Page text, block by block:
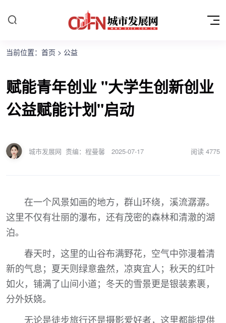
当前位置： 首页 > 公益
赋能青年创业 "大学生创新创业
公益赋能计划"启动
城市发展网 责编：程曼馨 2025-07-17 阅读 4775
在一个风景如画的地方，群山环绕，溪流潺潺。
这里不仅有壮丽的瀑布，还有茂密的森林和清澈的湖
泊。
春天时，这里的山谷布满野花，空气中弥漫着清
新的气息；夏天则绿意盎然，凉爽宜人；秋天的红叶
如火，铺满了山间小道；冬天的雪景更是银装素裹，
分外妖娆。
无论是徒步旅行还是摄影爱好者，这里都能提供